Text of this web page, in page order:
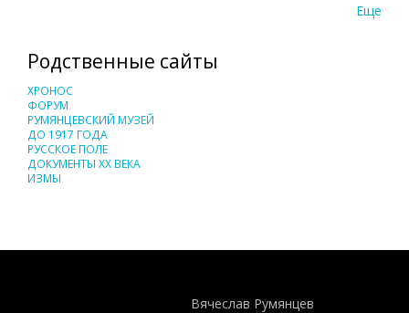
Еще
Родственные сайты
ХРОНОС
ФОРУМ
РУМЯНЦЕВСКИЙ МУЗЕЙ
ДО 1917 ГОДА
РУССКОЕ ПОЛЕ
ДОКУМЕНТЫ XX ВЕКА
ИЗМЫ
Вячеслав Румянцев